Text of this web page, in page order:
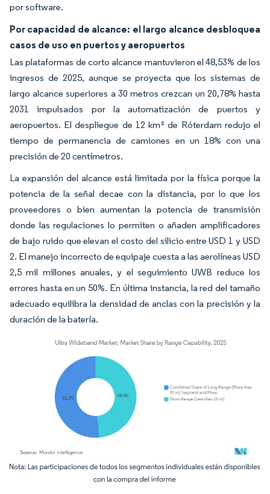
por software.
Por capacidad de alcance: el largo alcance desbloquea
casos de uso en puertos y aeropuertos
Las plataformas de corto alcance mantuvieron el 48,53% de los
ingresos de 2025, aunque se proyecta que los sistemas de
largo alcance superiores a 30 metros crezcan un 20,78% hasta
2031 impulsados por la automatización de puertos y
aeropuertos. El despliegue de 12 km² de Róterdam redujo el
tiempo de permanencia de camiones en un 18% con una
precisión de 20 centímetros.
La expansión del alcance está limitada por la física porque la
potencia de la señal decae con la distancia, por lo que los
proveedores o bien aumentan la potencia de transmisión
donde las regulaciones lo permiten o añaden amplificadores
de bajo ruido que elevan el costo del silicio entre USD 1 y USD
2. El manejo incorrecto de equipaje cuesta a las aerolíneas USD
2,5 mil millones anuales, y el seguimiento UWB reduce los
errores hasta en un 50%. En última instancia, la red del tamaño
adecuado equilibra la densidad de anclas con la precisión y la
duración de la batería.
Imagen © Mordor Intelligence. El uso requiere atribución según CC BY 4.0.